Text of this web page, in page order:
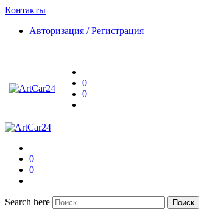
Контакты
Авторизация / Регистрация
0
0
0
0
Search here Поиск